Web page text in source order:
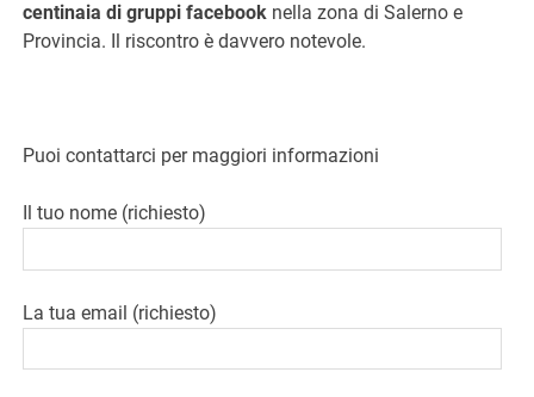
centinaia di gruppi facebook nella zona di Salerno e
Provincia. Il riscontro è davvero notevole.
Puoi contattarci per maggiori informazioni
Il tuo nome (richiesto)
La tua email (richiesto)